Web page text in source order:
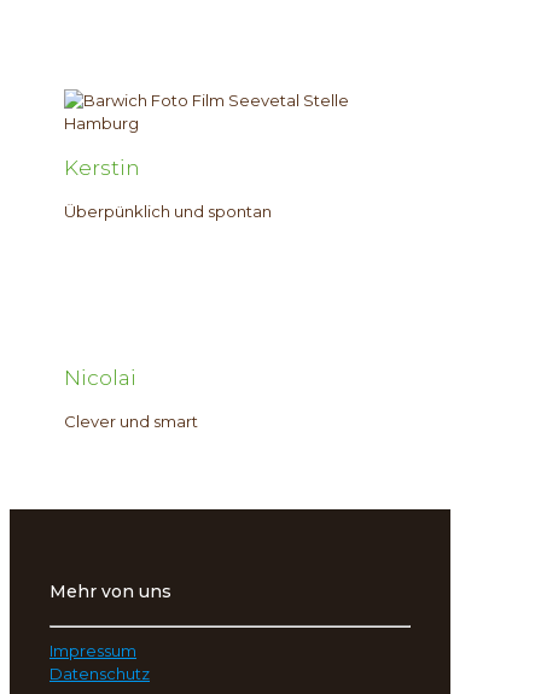
Kerstin
Überpünklich und spontan
Nicolai
Clever und smart
Mehr von uns
Impressum
Datenschutz